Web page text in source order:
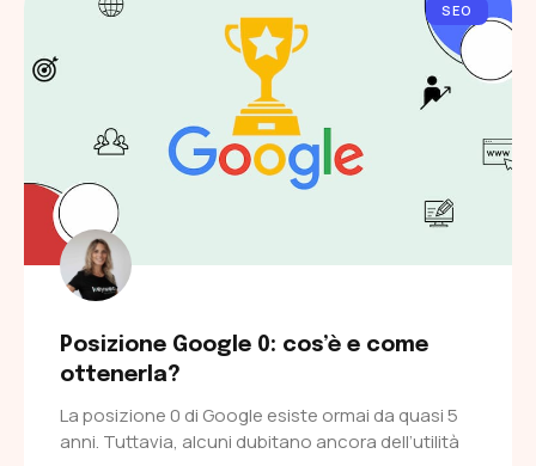
SEO
Posizione Google 0: cos’è e come
ottenerla?
La posizione 0 di Google esiste ormai da quasi 5
anni. Tuttavia, alcuni dubitano ancora dell’utilità